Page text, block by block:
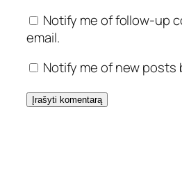
Notify me of follow-up
email.
Notify me of new posts